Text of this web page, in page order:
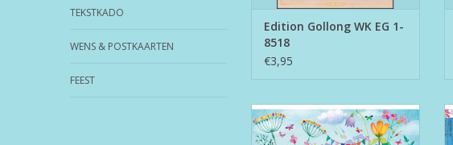
TEKSTKADO
WENS & POSTKAARTEN
FEEST
Edition Gollong WK EG 1-
8518
€3,95
Postkaart Edition Gollong EG 12-
1319